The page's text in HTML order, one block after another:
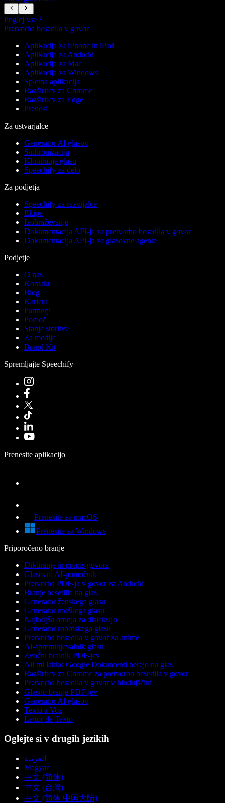
Poglej vse
Pretvorba besedila v govor
Aplikacija za iPhone in iPad
Aplikacija za Android
Aplikacija za Mac
Aplikacija za Windows
Spletna aplikacija
Razširitev za Chrome
Razširitev za Edge
Prenosi
Za ustvarjalce
Generator AI glasov
Sinhronizacija
Kloniranje glasu
Speechify za delo
Za podjetja
Speechify za razvijalce
Ekipe
Izobraževanje
Dokumentacija API-ja za pretvorbo besedila v govor
Dokumentacija API-ja za glasovne agente
Podjetje
O nas
Kontakt
Blog
Kariera
Partnerji
Pomoč
Stanje storitve
Za medije
Brand Kit
Spremljajte Speechify
Prenesite aplikacijo
Prenesite za macOS
Prenesite za Windows
Priporočeno branje
Diktiranje in prepis govora
Glasovni AI-pomočnik
Pretvorba PDF-ja v govor za Android
Branje besedila na glas
Generator ženskega glasu
Generator moškega glasu
Najboljša orodja za disleksijo
Generator robotskega glasu
Pretvorba besedila v govor za anime
AI-spreminjevalnik glasu
Zvočni bralnik PDF-jev
Ali mi lahko Google Dokumenti berejo na glas
Razširitev za Chrome za pretvorbo besedila v govor
Pretvorba besedila v govor v hindujščini
Glasno branje PDF-jev
Generator AI glasov
Texto a Voz
Leitor de Texto
Oglejte si v drugih jezikih
العربية
Magyar
中文 (简体)
中文 (台灣)
中文 (简体 中国大陆)